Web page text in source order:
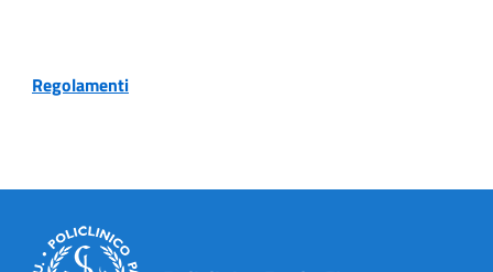
Regolamenti